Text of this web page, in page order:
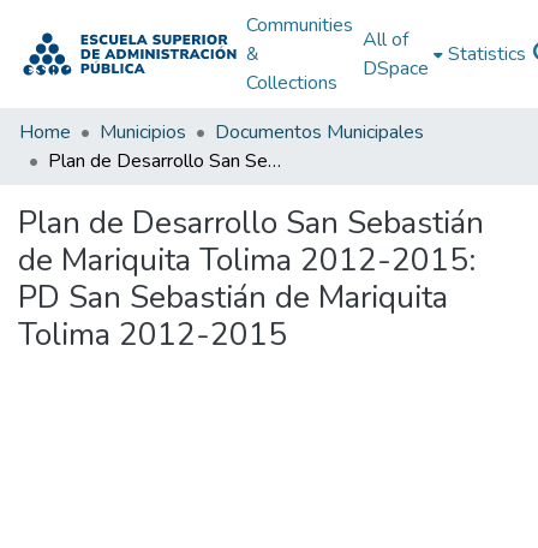
Communities
&
Collections
All of
DSpace
Statistics
Home Municipios
Documentos Municipales
Plan de Desarrollo San Sebastián de Mariquita Tolima 2012-2015: PD San Sebastián de Mariquita Tolima 2012-2015
Plan de Desarrollo San Sebastián
de Mariquita Tolima 2012-2015:
PD San Sebastián de Mariquita
Tolima 2012-2015